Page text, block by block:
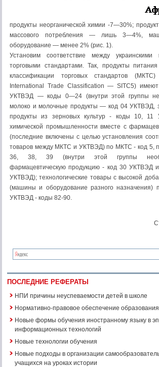
продукты неорганической химии -7—30%;
массового потребления — лишь 3—4%,
оборудование — менее 2% (рис. 1).
Установим соответствие между
торговыми стандартами. Так, продукты
классификации торговых стандартов
International Trade Classification — SITC5)
УКТВЭД — коды 0—24 (внутри этой группы
молоко и молочные продукты — код 04 УКТВЭД,
продукты из зерновых культур - коды 10, 11
химической промышленности вместе с
(последние включены с целью установления
товаров между МКТС и УКТВЭД) по МКТС - код 5,
36, 38, 39 (внутри этой группы
фармацевтическую продукцию - код 30 УКТВЭД
УКТВЭД); технологические товары с высокой
(машины и оборудование разного
УКТВЭД - коды 82-90.
ПОСЛЕДНИЕ РЕФЕРАТЫ
НПИ причины неуспеваемости детей в школе
Нормативно-правовое обеспечение образования
Новые формы обучения иностранному языку в
информационных технологий
Новые технологии обучения
Новые подходы в организации
учащихся на уроках истории